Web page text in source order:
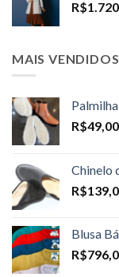
R$
MAIS VENDIDOS
R$49,00
Chinelo
R$
Blusa
R$